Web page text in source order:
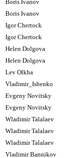
Boris Ivanov
Boris Ivanov
Igor Chertock
Igor Chertock
Helen Dolgova
Helen Dolgova
Lev Olkha
Vladimir_Ishenko
Evgeny Novitsky
Evgeny Novitsky
Wladimir Talalaev
Wladimir Talalaev
Wladimir Talalaev
Vladimir Bannikov